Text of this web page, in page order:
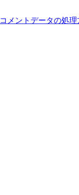
コメントデータの処